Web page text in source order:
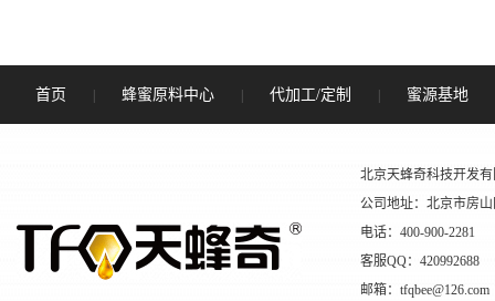
首页 蜂蜜原料中心 代加工/定制 蜜源基地
北京天蜂奇科技开发
公司地址：北京市房
电话：400-900-2281
客服QQ：420992688
邮箱：tfqbee@126.com